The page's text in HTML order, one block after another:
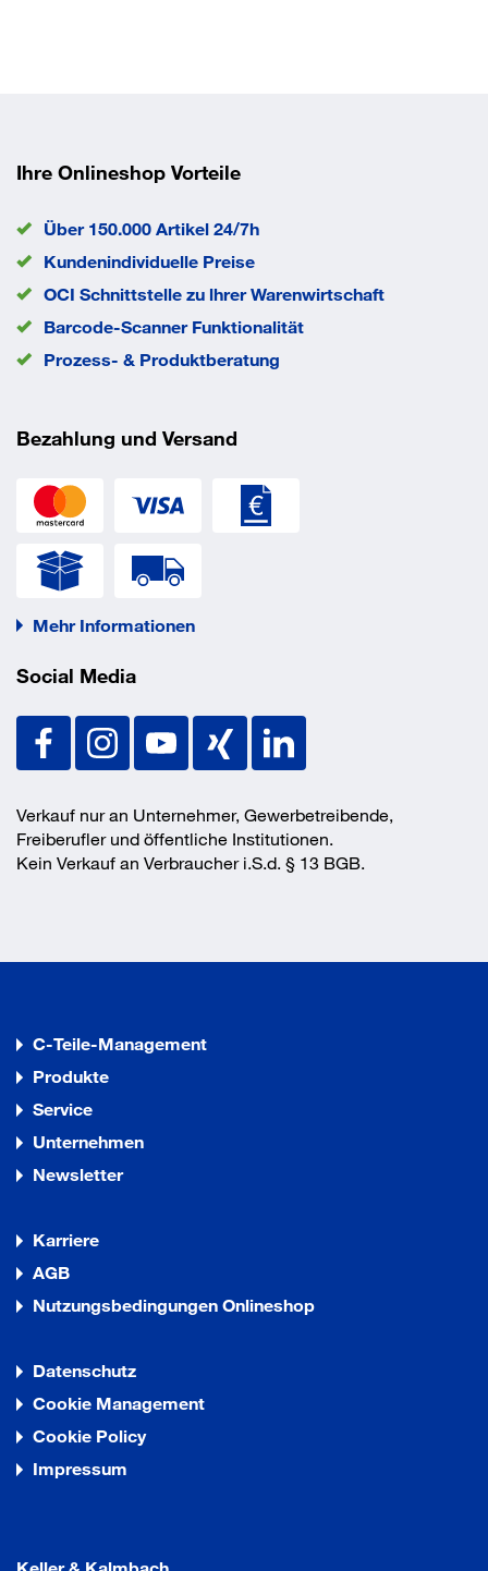
Ihre Onlineshop Vorteile
Über 150.000 Artikel 24/7h
Kundenindividuelle Preise
OCI Schnittstelle zu lhrer Warenwirtschaft
Barcode-Scanner Funktionalität
Prozess- & Produktberatung
Bezahlung und Versand
Mehr Informationen
Social Media
Verkauf nur an Unternehmer, Gewerbetreibende,
Freiberufler und öffentliche Institutionen.
Kein Verkauf an Verbraucher i.S.d. § 13 BGB.
C-Teile-Management
Produkte
Service
Unternehmen
Newsletter
Karriere
AGB
Nutzungsbedingungen Onlineshop
Datenschutz
Cookie Management
Cookie Policy
Impressum